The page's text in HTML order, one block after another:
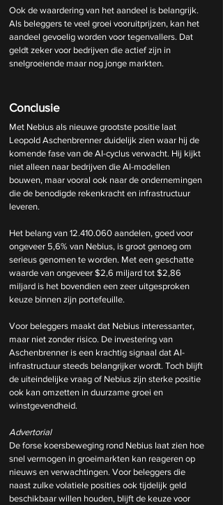
Ook de waardering van het aandeel is belangrijk.
Als beleggers te veel groei vooruitprijzen, kan het
aandeel gevoelig worden voor tegenvallers. Dat
geldt zeker voor bedrijven die actief zijn in
snelgroeiende maar nog jonge markten.
Conclusie
Met Nebius als nieuwe grootste positie laat
Leopold Aschenbrenner duidelijk zien waar hij de
komende fase van de AI-cyclus verwacht. Hij kijkt
niet alleen naar bedrijven die AI-modellen
bouwen, maar vooral ook naar de ondernemingen
die de benodigde rekenkracht en infrastructuur
leveren.
Het belang van 12.410.060 aandelen, goed voor
ongeveer 5,6% van Nebius, is groot genoeg om
serieus genomen te worden. Met een geschatte
waarde van ongeveer $2,6 miljard tot $2,86
miljard is het bovendien een zeer uitgesproken
keuze binnen zijn portefeuille.
Voor beleggers maakt dat Nebius interessanter,
maar niet zonder risico. De investering van
Aschenbrenner is een krachtig signaal dat AI-
infrastructuur steeds belangrijker wordt. Toch blijft
de uiteindelijke vraag of Nebius zijn sterke positie
ook kan omzetten in duurzame groei en
winstgevendheid.
Advertorial
De forse koersbeweging rond Nebius laat zien hoe
snel vermogen in groeimarkten kan reageren op
nieuws en verwachtingen. Voor beleggers die
naast zulke volatiele posities ook tijdelijk geld
beschikbaar willen houden, blijft de keuze voor